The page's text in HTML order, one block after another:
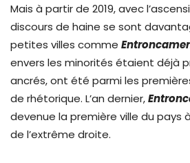
Mais à partir de 2019, avec
discours de haine se sont
petites villes comme
envers les minorités étaient déjà
ancrés, ont été parmi les
de rhétorique. L’an dernier,
devenue la première ville du pays
de l’extrême droite.